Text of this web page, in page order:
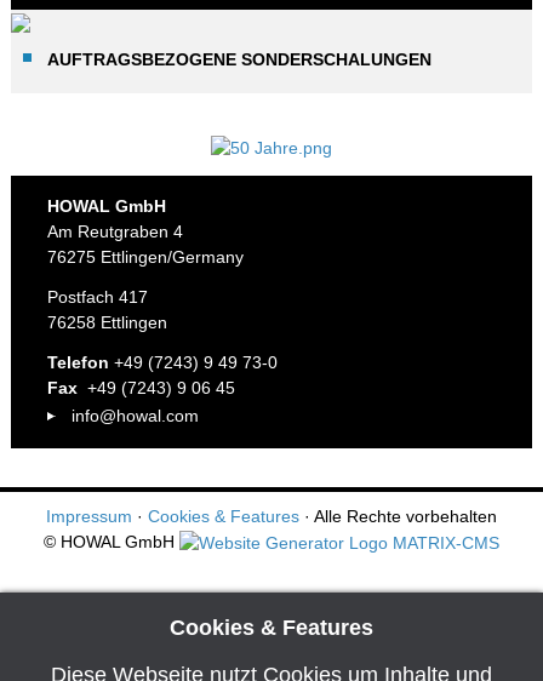
HOWAL GmbH
Am Reutgraben 4
76275 Ettlingen/Germany
Postfach 417
76258 Ettlingen
Telefon +49 (7243) 9 49 73-0
Fax+49 (7243) 9 06 45
info@howal.com
AUFTRAGSBEZOGENE SONDERSCHALUNGEN
Impressum · Cookies & Features · Alle Rechte vorbehalten
© HOWAL GmbH
Cookies & Features
Diese Webseite nutzt Cookies um Inhalte und